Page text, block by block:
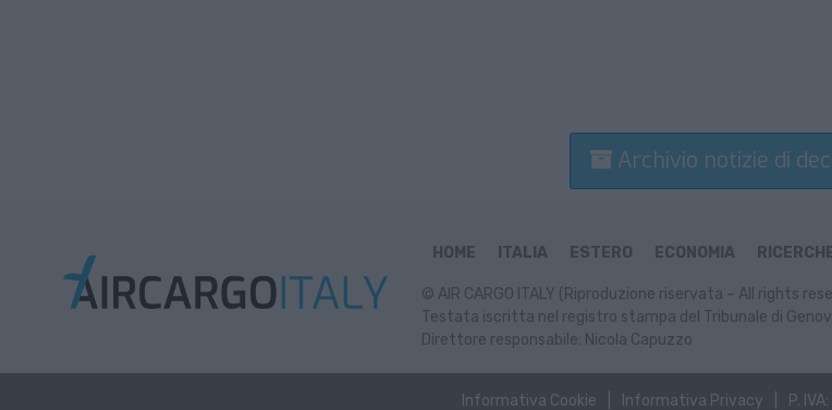
Archivio notizie di
HOME ITALIA ESTERO ECONOMIA
© AIR CARGO ITALY (Riproduzione riservata – All rights
Testata iscritta nel registro stampa del Tribunale di
Direttore responsabile: Nicola Capuzzo
Informativa Cookie Informativa Privacy P.